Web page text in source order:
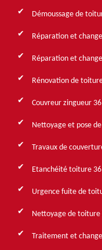
Démoussage de
Réparation et
Réparation et
Rénovation de
Couvreur zingueur 36
Nettoyage et pose
Travaux de
Etanchéité toiture 36
Urgence fuite de
Nettoyage de toiture
Traitement et